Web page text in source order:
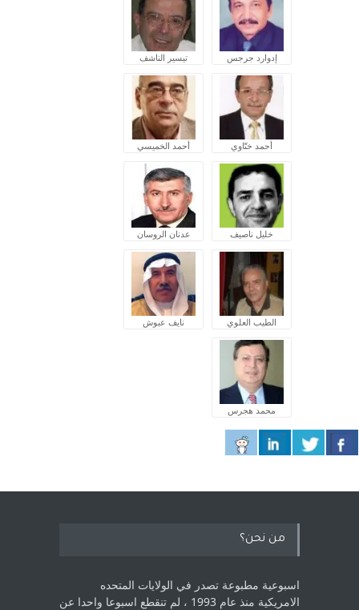
إدوارد جرجس تيسير الناشف
أحمد ختّاوي أحمد الخميسي
خليل ناصيف عدنان الروسان
الطيب العلوي نايف عبوش
محمد هجرس
من نحن؟
اسبوعية مطبوعة تصدر في الولايات المتحده
الامريكية منذ عام 1993 ، لم ‏تنقطع اسبوعا واحدا عن